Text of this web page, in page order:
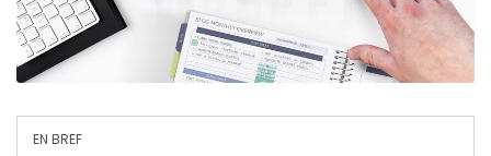
EN BREF